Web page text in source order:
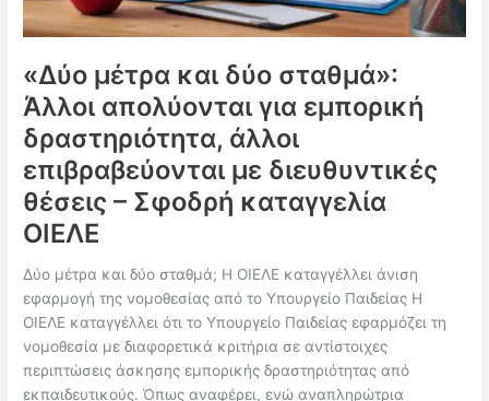
«Δύο μέτρα και δύο σταθμά»:
Άλλοι απολύονται για εμπορική
δραστηριότητα, άλλοι
επιβραβεύονται με διευθυντικές
θέσεις – Σφοδρή καταγγελία
ΟΙΕΛΕ
Δύο μέτρα και δύο σταθμά; Η ΟΙΕΛΕ καταγγέλλει άνιση
εφαρμογή της νομοθεσίας από το Υπουργείο Παιδείας Η
ΟΙΕΛΕ καταγγέλλει ότι το Υπουργείο Παιδείας εφαρμόζει τη
νομοθεσία με διαφορετικά κριτήρια σε αντίστοιχες
περιπτώσεις άσκησης εμπορικής δραστηριότητας από
εκπαιδευτικούς. Όπως αναφέρει, ενώ αναπληρώτρια